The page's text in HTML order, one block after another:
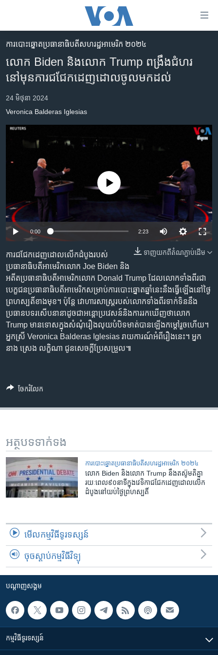
រំលង​
និង​
ទៅ​​
ទំព័រ​
ព័ត៌មាន​​
រំលង​
ទំព័រ​
រចនា
សម្ព័ន្ធ​
រំលង​
និង​
ចូល​
ទៅ​
កាន់​
ទំព័រ​
ស្វែង​
រក
អន្តរជាតិ
អាមេរិក
កម្ពុជាច្នៃប្រតិដ្ឋ
ព្រឹត្តិការណ៍ព័ត៌មាន
ទូរទស្សន៍ / វីដេអូ​
វិទ្យុ / ផតខាសថ៍
កម្មវិធីទាំងអស់
Khmer English
បណ្តាញ​សង្គម
ភាសា
ការបោះឆ្នោតប្រធានាធិបតីសហរដ្ឋអាមេរិក ២០២៤
លោក Biden និងលោក Trump ពង្រឹងជំហរ
នៅមុនការជជែកដេញដោលចូលមកដល់
24 មិថុនា 2024
​Veronica Balderas Iglesias
No media source currently available
0:00 2:23
ទាញ​យក​ពី​តំណភ្ជាប់​ដើម
ការជជែកដេញដោលលើកដំបូងរបស់
ប្រធានាធិបតីអាមេរិកលោក Joe Biden និង
អតីតប្រធានាធិបតីអាមេរិកលោក Donald Trump ដែលលោកទាំងពីរជា
បេក្ខជនប្រធានាធិបតីអាមេរិកសម្រាប់ការបោះឆ្នោតឆ្នាំនេះនឹងធ្វើឡើងនៅថ្ងៃ
ព្រហស្បតិ៍ខាងមុខ។ ប៉ុន្តែ វោហារសាស្ត្ររបស់លោកទាំងពីរទាក់ទិននឹង
ប្រធានបទរសើបនានាដូចជាអន្តោប្រវេសន៍និងការរកឃើញថាលោក
Trump មានទោសក្នុងសំណុំរឿងលុយបំបិទមាត់បានឡើងកម្ដៅរួចហើយ។
អ្នកស្រី Veronica Balderas Iglesias រាយការណ៍អំពីរឿងនេះ។ អ្នក
នាង ស្រេង លក្ខិណា ជូនសេចក្ដីប្រែសម្រួល៕
ចែករំលែក
អត្ថបទ​ទាក់ទង
ការបោះឆ្នោតប្រធានាធិបតីសហរដ្ឋអាមេរិក ២០២៤
លោក Biden និង​លោក Trump នឹង​តស៊ូ​មតិគ្នា​
រយៈពេល​៩០នាទី​ក្នុង​វេទិកា​ជជែក​ដេញដោល​លើក​
ដំបូង​នៅ​យប់​ថ្ងៃព្រហស្បតិ៍
មើល​កម្មវិធី​ទូរទស្សន៍
ចុចស្តាប់កម្មវិធីវិទ្យុ
បណ្តាញ​សង្គម
កម្មវិធី​ទូរទស្សន៍